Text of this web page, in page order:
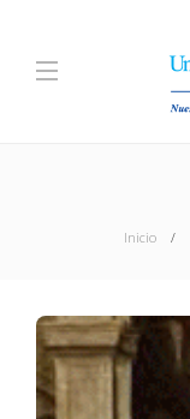
Inicio